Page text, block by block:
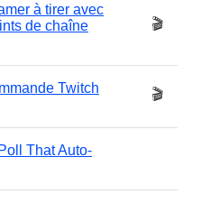
à tirer avec
de chaîne
🎬
Twitch
🎬
That Auto-